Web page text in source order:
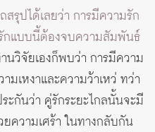
สรุปได้เลยว่า การมีความรัก
กแบบนี้ต้องจบความสัมพันธ์
นวิจัยเองก็พบว่า การมีความ
มเหงาและความว้าเหว่ ทว่า
ะกันว่า คู่รักระยะไกลนั้นจะมี
ความเศร้า ในทางกลับกัน